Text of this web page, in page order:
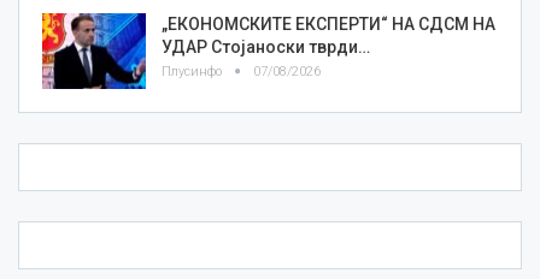
„ЕКОНОМСКИТЕ ЕКСПЕРТИ“ НА СДСМ НА
УДАР Стојаноски тврди…
Плусинфо 07/08/2026